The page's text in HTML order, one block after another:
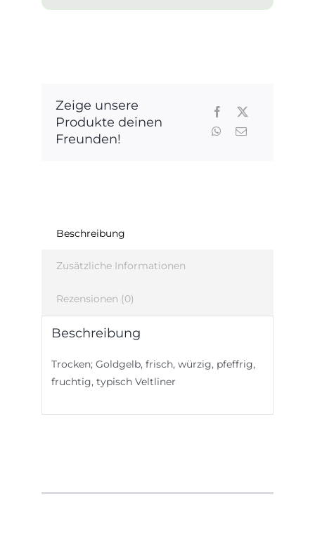
Beschreibung
Zusätzliche Informationen
Rezensionen (0)
Beschreibung
Trocken; Goldgelb, frisch, würzig, pfeffrig,
fruchtig, typisch Veltliner
Zeige unsere
Produkte deinen
Freunden!